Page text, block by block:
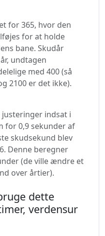
for 365, hvor den
for at holde
bane. Skudår
undtagen
med 400 (så
2100 er det ikke).
justeringer indsat i
for 0,9 sekunder af
skudsekund blev
Denne beregner
(de ville ændre et
over årtier).
dette
verdensur